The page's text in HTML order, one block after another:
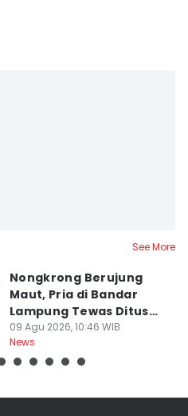
See More
Nongkrong Berujung
Maut, Pria di Bandar
Lampung Tewas Ditusuk
Teman
09 Agu 2026, 10:46 WIB
News